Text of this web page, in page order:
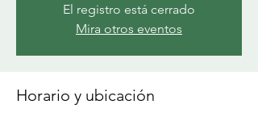
El registro está cerrado
Mira otros eventos
Horario y ubicación